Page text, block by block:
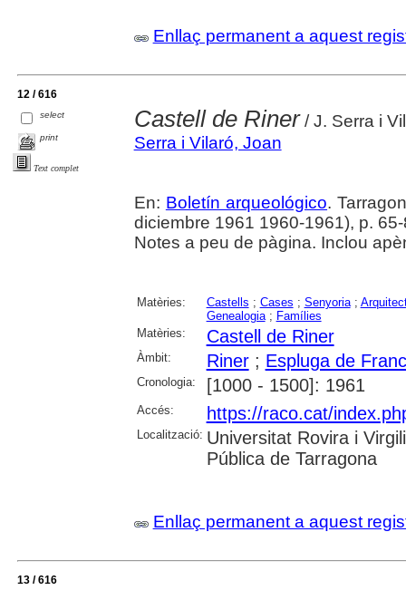
Enllaç permanent a aquest
12 / 616
select
print
Text complet
Castell de Riner/ J. Serra i
Serra i Vilaró, Joan
En: Boletín arqueológico.
diciembre 1961 1960-1961), p. 65-
Notes a peu de pàgina. Inclou
Matèries: Castells ; Cases ; Senyoria;
Genealogia; Famílies
Matèries:
Castell de Riner
Àmbit: Riner; Espluga de
Cronologia: [1000 - 1500]: 1961
Accés: https://raco.cat/
Localització: Universitat Rovira i
Pública de Tarragona
Enllaç permanent a aquest
13 / 616